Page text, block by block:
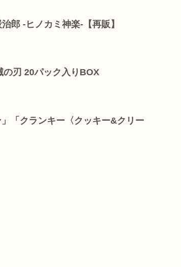
郎 -ヒノカミ神楽-【再販】
の刃 20パック入りBOX
「クランキー〈クッキー&クリー